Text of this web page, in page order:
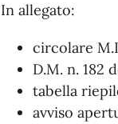
In allegato:
circolare
D.M. n. 182
tabella
avviso